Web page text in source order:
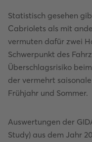
Statistisch gesehen
Cabriolets als mit
vermuten dafür zwei
Schwerpunkt des
Überschlagsrisiko
der vermehrt
Frühjahr und Sommer.
Auswertungen der
Study) aus dem Jahr